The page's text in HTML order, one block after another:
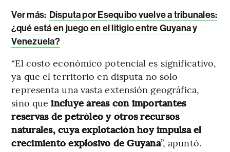
Ver más: Disputa por Esequibo vuelve a tribunales:
¿qué está en juego en el litigio entre Guyana y
Venezuela?
“El costo económico potencial es significativo,
ya que el territorio en disputa no solo
representa una vasta extensión geográfica,
sino que incluye áreas con importantes
reservas de petróleo y otros recursos
naturales, cuya explotación hoy impulsa el
crecimiento explosivo de Guyana”, apuntó.